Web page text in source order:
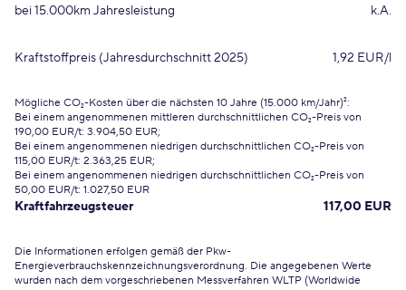
bei 15.000km Jahresleistung k.A.
Kraftstoffpreis (Jahresdurchschnitt 2025) 1,92 EUR/l
Mögliche CO₂-Kosten über die nächsten 10 Jahre (15.000 km/Jahr)²:
Bei einem angenommenen mittleren durchschnittlichen CO₂-Preis von
190,00 EUR/t: 3.904,50 EUR;
Bei einem angenommenen niedrigen durchschnittlichen CO₂-Preis von
115,00 EUR/t: 2.363,25 EUR;
Bei einem angenommenen niedrigen durchschnittlichen CO₂-Preis von
50,00 EUR/t: 1.027,50 EUR
Kraftfahrzeugsteuer 117,00 EUR
Die Informationen erfolgen gemäß der Pkw-
Energieverbrauchskennzeichnungsverordnung. Die angegebenen Werte
wurden nach dem vorgeschriebenen Messverfahren WLTP (Worldwide